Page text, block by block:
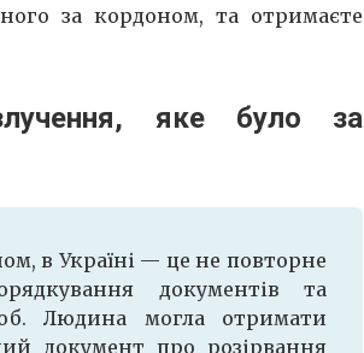
за кордоном, та отримаєте
яке було за
в Україні — це не повторне
документів та
Людина могла отримати
документ про розірвання